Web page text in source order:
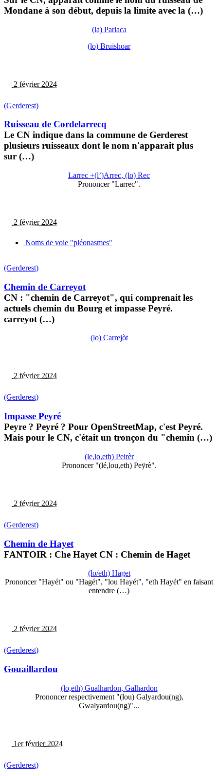
Mondane à son début, depuis la limite avec la (…)
(la) Parlaca
(lo) Bruishoar
2 février 2024
(Gerderest)
Ruisseau de Cordelarrecq
Le CN indique dans la commune de Gerderest
plusieurs ruisseaux dont le nom n'apparait plus
sur (…)
Larrec +(l’)Arrec, (lo) Rec
Prononcer "Larrec".
2 février 2024
Noms de voie "pléonasmes"
(Gerderest)
Chemin de Carreyot
CN : "chemin de Carreyot", qui comprenait les
actuels chemin du Bourg et impasse Peyré.
carreyot (…)
(lo) Carrejòt
2 février 2024
(Gerderest)
Impasse Peyré
Peyre ? Peyré ? Pour OpenStreetMap, c'est Peyré.
Mais pour le CN, c'était un tronçon du "chemin (…)
(le,lo,eth) Peirèr
Prononcer "(lé,lou,eth) Peÿrè".
2 février 2024
(Gerderest)
Chemin de Hayet
FANTOIR : Che Hayet CN : Chemin de Haget
(lo/eth) Haget
Prononcer "Hayét" ou "Hagét", "lou Hayét", "eth Hayét" en faisant
entendre (…)
2 février 2024
(Gerderest)
Gouaillardou
(lo,eth) Gualhardon, Galhardon
Prononcer respectivement "(lou) Galyardou(ng),
Gwalyardou(ng)"...
1er février 2024
(Gerderest)